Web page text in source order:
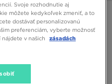
Svoje rozhodnutie aj
môžete kedykoľvek zmeniť, a to
dostávať personalizovanú
preferenciám, vyberte možnosť
nájdete v našich
zásadách